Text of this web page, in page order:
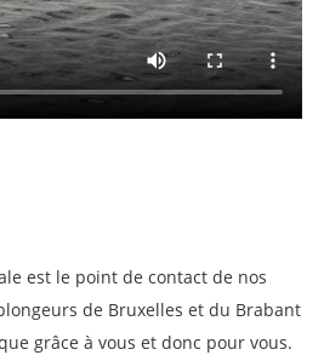
est le point de contact de nos
de Bruxelles et du Brabant
grâce à vous et donc pour vous.